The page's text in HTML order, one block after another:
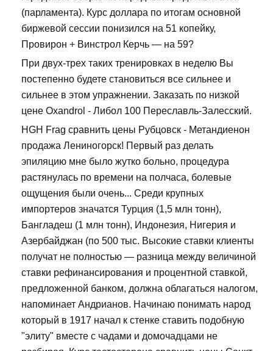
(парламента). Курс доллара по итогам основной
биржевой сессии понизился на 51 копейку,
Провирон + Винстрол Керчь — на 59?
При двух-трех таких тренировках в неделю Вы
постепенно будете становиться все сильнее и
сильнее в этом упражнении. Заказать по низкой
цене Oxandrol - Либол 100 Переславль-Залесский.
HGH Frag сравнить цены Рубцовск - Метандиенон
продажа Лениногорск! Первый раз делать
эпиляцию мне было жутко больно, процедура
растянулась по времени на полчаса, болевые
ощущения были очень... Среди крупных
импортеров значатся Турция (1,5 млн тонн),
Бангладеш (1 млн тонн), Индонезия, Нигерия и
Азербайджан (по 500 тыс. Высокие ставки клиенты
получат не полностью — разница между величиной
ставки рефинансирования и процентной ставкой,
предложенной банком, должна облагаться налогом,
напоминает Андрианов. Начинаю понимать народ
который в 1917 начал к стенке ставить подобную
"элиту" вместе с чадами и домочадцами не